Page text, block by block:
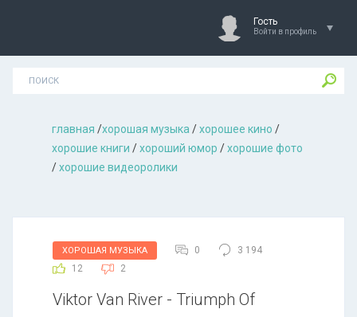
Гость
Войти в профиль
главная /хорошая музыкa /хорошее кино /
хорошие книги /хороший юмор /хорошие фото
/хорошие видеоролики
ХОРОШАЯ МУЗЫКА 0
3 194
12
2
Viktor Van River - Triumph Of